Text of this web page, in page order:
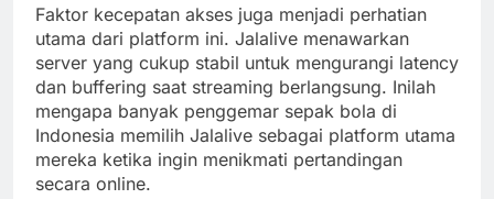
Faktor kecepatan akses juga menjadi perhatian
utama dari platform ini. Jalalive menawarkan
server yang cukup stabil untuk mengurangi latency
dan buffering saat streaming berlangsung. Inilah
mengapa banyak penggemar sepak bola di
Indonesia memilih Jalalive sebagai platform utama
mereka ketika ingin menikmati pertandingan
secara online.